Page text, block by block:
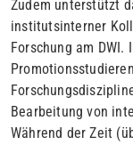
Zudem unterstützt
institutsinterner
Forschung am DWI.
Bearbeitung von
Während der Zeit